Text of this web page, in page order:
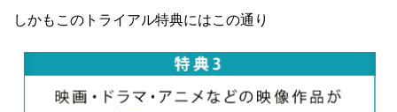
しかもこのトライアル特典にはこの通り